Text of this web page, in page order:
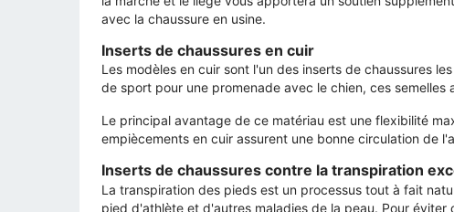
avec la chaussure en usine.
Inserts de chaussures en cuir
Les modèles en cuir sont l'un des inserts de chaussures
de sport pour une promenade avec le chien, ces
Le principal avantage de ce matériau est une flexibilité
empiècements en cuir assurent une bonne circulation de
Inserts de chaussures contre la transpiration
La transpiration des pieds est un processus tout à fait
pied d'athlète et d'autres maladies de la peau. Pour